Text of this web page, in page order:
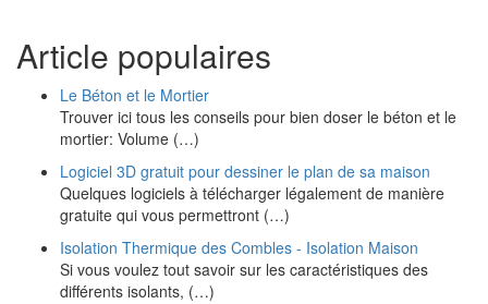
Article populaires
Le Béton et le Mortier
Trouver ici tous les conseils pour bien doser le béton et le
mortier: Volume (…)
Logiciel 3D gratuit pour dessiner le plan de sa maison
Quelques logiciels à télécharger légalement de manière
gratuite qui vous permettront (…)
Isolation Thermique des Combles - Isolation Maison
Si vous voulez tout savoir sur les caractéristiques des
différents isolants, (…)